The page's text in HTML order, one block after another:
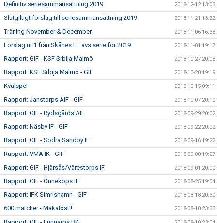
Definitiv seriesammansättning 2019 2018-12-12 13:03
Slutgiltigt förslag till seriesammansättning 2019 2018-11-21 13:22
Träning November & December 2018-11-06 16:38
Förslag nr 1 från Skånes FF avs serie för 2019 2018-11-01 19:17
Rapport: GIF - KSF Srbija Malmö 2018-10-27 20:08
Rapport: KSF Srbija Malmö - GIF 2018-10-20 19:19
Kvalspel 2018-10-15 09:11
Rapport: Janstorps AIF - GIF 2018-10-07 20:10
Rapport: GIF - Rydsgårds AIF 2018-09-29 20:02
Rapport: Näsby IF - GIF 2018-09-22 20:02
Rapport: GIF - Södra Sandby IF 2018-09-16 19:22
Rapport: VMA IK - GIF 2018-09-08 19:27
Rapport: GIF - Hjärsås/Värestorps IF 2018-09-01 20:00
Rapport: GIF - Önneköps IF 2018-08-25 19:04
Rapport: IFK Simrishamn - GIF 2018-08-18 20:30
600 matcher - Makalöst!! 2018-08-10 23:33